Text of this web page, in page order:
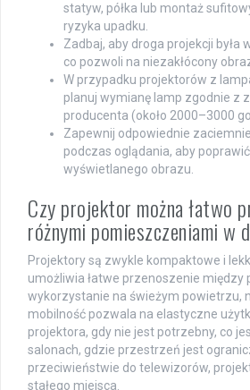
statyw, półka lub montaż
ryzyka upadku.
Zadbaj, aby droga projekcji była
co pozwoli na niezakłócony
W przypadku projektorów z
planuj wymianę lamp zgodnie z
producenta (około 2000–3000
Zapewnij odpowiednie
podczas oglądania, aby
wyświetlanego obrazu.
Czy projektor można łatwo
różnymi pomieszczeniami w
Projektory są zwykle kompaktowe i
umożliwia łatwe przenoszenie między
wykorzystanie na świeżym powietrzu,
mobilność pozwala na elastyczne
projektora, gdy nie jest potrzebny, co
salonach, gdzie przestrzeń jest
przeciwieństwie do telewizorów,
stałego miejsca.